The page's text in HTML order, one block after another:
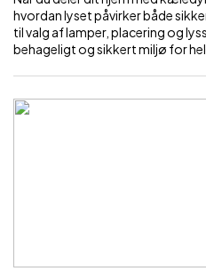
hvordan lyset påvirker både
til valg af lamper, placering og
behageligt og sikkert miljø for